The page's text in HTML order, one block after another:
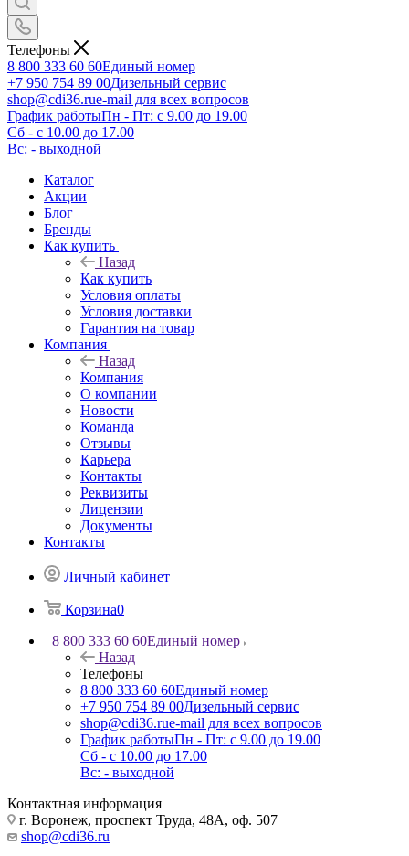
Телефоны
8 800 333 60 60Единый номер
+7 950 754 89 00Дизельный сервис
shop@cdi36.rue-mail для всех вопросов
График работыПн - Пт: с 9.00 до 19.00
Сб - с 10.00 до 17.00
Вс: - выходной
Каталог
Акции
Блог
Бренды
Как купить
Назад
Как купить
Условия оплаты
Условия доставки
Гарантия на товар
Компания
Назад
Компания
О компании
Новости
Команда
Отзывы
Карьера
Контакты
Реквизиты
Лицензии
Документы
Контакты
Личный кабинет
Корзина0
8 800 333 60 60Единый номер
Назад
Телефоны
8 800 333 60 60Единый номер
+7 950 754 89 00Дизельный сервис
shop@cdi36.rue-mail для всех вопросов
График работыПн - Пт: с 9.00 до 19.00
Сб - с 10.00 до 17.00
Вс: - выходной
Контактная информация
г. Воронеж, проспект Труда, 48А, оф. 507
shop@cdi36.ru